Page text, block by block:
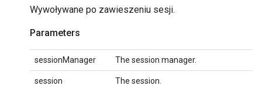
Wywoływane po zawieszeniu sesji.
Parameters
sessionManager The session manager.
session The session.